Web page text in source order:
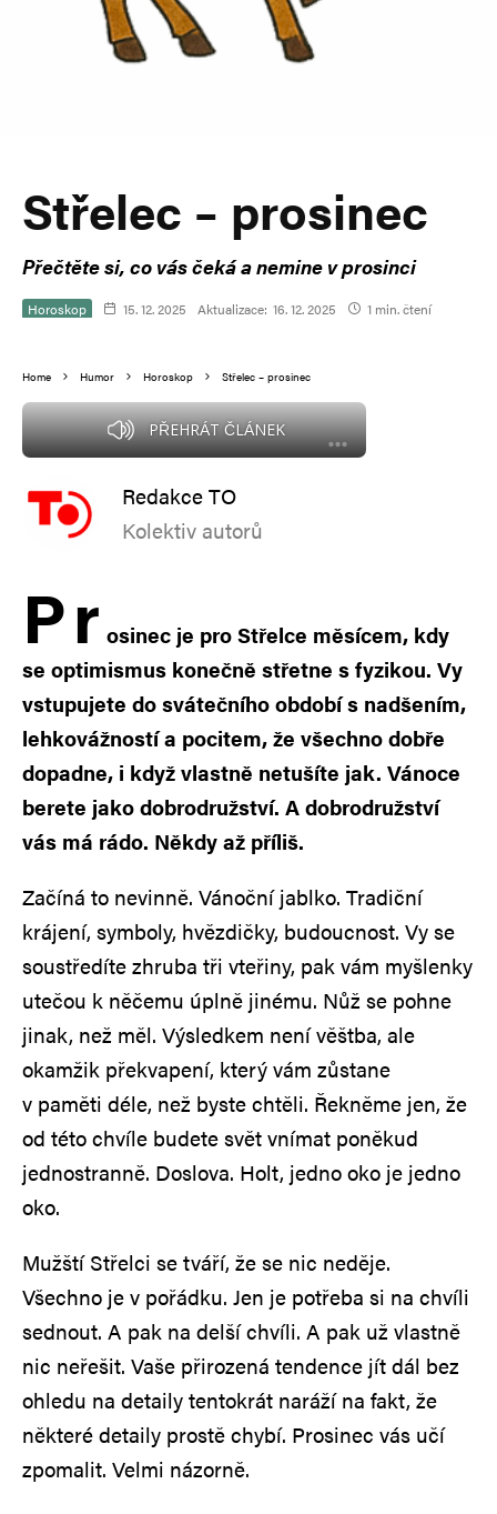
Střelec – prosinec
Přečtěte si, co vás čeká a nemine v prosinci
Horoskop 15. 12. 2025 Aktualizace: 16. 12. 2025 1 min. čtení
Home Humor Horoskop Střelec – prosinec
PŘEHRÁT ČLÁNEK
Redakce TO
Kolektiv autorů
Pr osinec je pro Střelce měsícem, kdy
se optimismus konečně střetne s fyzikou. Vy
vstupujete do svátečního období s nadšením,
lehkovážností a pocitem, že všechno dobře
dopadne, i když vlastně netušíte jak. Vánoce
berete jako dobrodružství. A dobrodružství
vás má rádo. Někdy až příliš.
Začíná to nevinně. Vánoční jablko. Tradiční
krájení, symboly, hvězdičky, budoucnost. Vy se
soustředíte zhruba tři vteřiny, pak vám myšlenky
utečou k něčemu úplně jinému. Nůž se pohne
jinak, než měl. Výsledkem není věštba, ale
okamžik překvapení, který vám zůstane
v paměti déle, než byste chtěli. Řekněme jen, že
od této chvíle budete svět vnímat poněkud
jednostranně. Doslova. Holt, jedno oko je jedno
oko.
Mužští Střelci se tváří, že se nic neděje.
Všechno je v pořádku. Jen je potřeba si na chvíli
sednout. A pak na delší chvíli. A pak už vlastně
nic neřešit. Vaše přirozená tendence jít dál bez
ohledu na detaily tentokrát naráží na fakt, že
některé detaily prostě chybí. Prosinec vás učí
zpomalit. Velmi názorně.